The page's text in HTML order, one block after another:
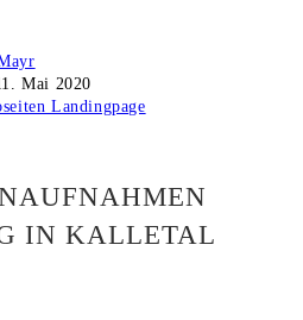
Mai 2020
Landingpage
IN KALLETAL